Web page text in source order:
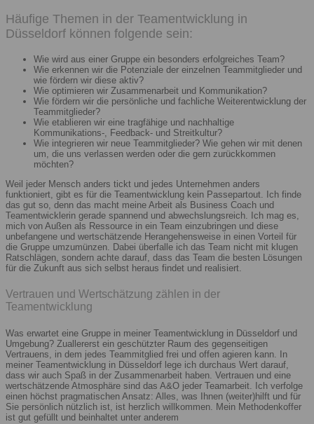
Häufige Themen in der Teamentwicklung in
Düsseldorf können folgende sein:
Wie wird aus einer Gruppe ein besonders erfolgreiches Team?
Wie erkennen wir die Potenziale der einzelnen Teammitglieder und
wie fördern wir diese aktiv?
Wie optimieren wir Zusammenarbeit und Kommunikation?
Wie fördern wir die persönliche und fachliche Weiterentwicklung der
Teammitglieder?
Wie etablieren wir eine tragfähige und nachhaltige
Kommunikations-, Feedback- und Streitkultur?
Wie integrieren wir neue Teammitglieder? Wie gehen wir mit denen
um, die uns verlassen werden oder die gern zurückkommen
möchten?
Weil jeder Mensch anders tickt und jedes Unternehmen anders
funktioniert, gibt es für die Teamentwicklung kein Passepartout. Ich finde
das gut so, denn das macht meine Arbeit als Business Coach und
Teamentwicklerin gerade spannend und abwechslungsreich. Ich mag es,
mich von Außen als Ressource in ein Team einzubringen und diese
unbefangene und wertschätzende Herangehensweise in einen Vorteil für
die Gruppe umzumünzen. Dabei überfalle ich das Team nicht mit klugen
Ratschlägen, sondern achte darauf, dass das Team die besten Lösungen
für die Zukunft aus sich selbst heraus findet und realisiert.
Vertrauen und Wertschätzung zählen in der
Teamentwicklung
Was erwartet eine Gruppe in meiner Teamentwicklung in Düsseldorf und
Umgebung? Zuallererst ein geschützter Raum des gegenseitigen
Vertrauens, in dem jedes Teammitglied frei und offen agieren kann. In
meiner Teamentwicklung in Düsseldorf lege ich durchaus Wert darauf,
dass wir auch Spaß in der Zusammenarbeit haben. Vertrauen und eine
wertschätzende Atmosphäre sind das A&O jeder Teamarbeit. Ich verfolge
einen höchst pragmatischen Ansatz: Alles, was Ihnen (weiter)hilft und für
Sie persönlich nützlich ist, ist herzlich willkommen. Mein Methodenkoffer
ist gut gefüllt und beinhaltet unter anderem